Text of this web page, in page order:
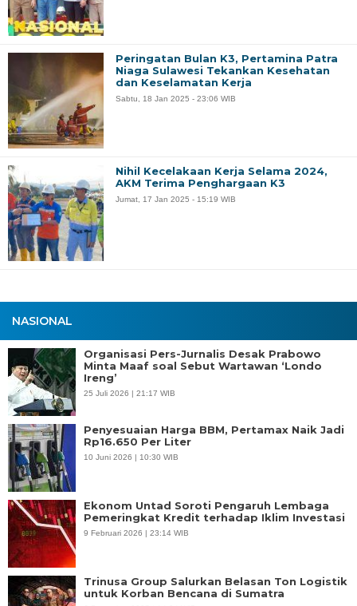
NASIONAL
Organisasi Pers-Jurnalis Desak Prabowo
Minta Maaf soal Sebut Wartawan ‘Londo
Ireng’
25 Juli 2026 | 21:17 WIB
Penyesuaian Harga BBM, Pertamax Naik Jadi
Rp16.650 Per Liter
10 Juni 2026 | 10:30 WIB
Ekonom Untad Soroti Pengaruh Lembaga
Pemeringkat Kredit terhadap Iklim Investasi
9 Februari 2026 | 23:14 WIB
Trinusa Group Salurkan Belasan Ton Logistik
untuk Korban Bencana di Sumatra
Peringatan Bulan K3, Pertamina Patra
Niaga Sulawesi Tekankan Kesehatan
dan Keselamatan Kerja
Sabtu, 18 Jan 2025 - 23:06 WIB
Nihil Kecelakaan Kerja Selama 2024,
AKM Terima Penghargaan K3
Jumat, 17 Jan 2025 - 15:19 WIB